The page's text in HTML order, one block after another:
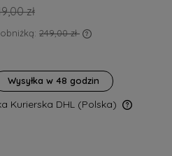
zł
249,00 zł
cena od
pojawił się w
Wysyłka w 48 godzin
Kurierska DHL (Polska)
kosztów płatności